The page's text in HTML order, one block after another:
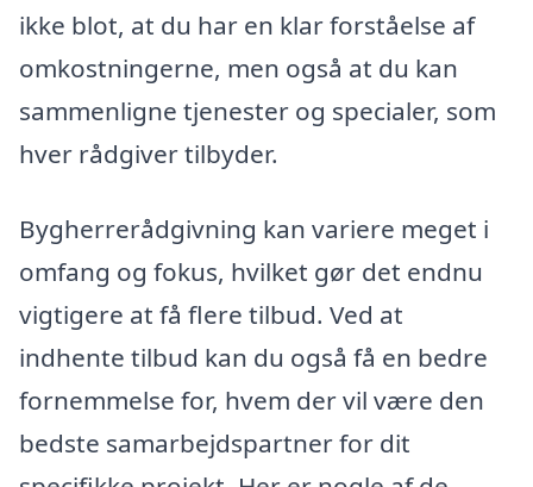
ikke blot, at du har en klar forståelse af
omkostningerne, men også at du kan
sammenligne tjenester og specialer, som
hver rådgiver tilbyder.
Bygherrerådgivning kan variere meget i
omfang og fokus, hvilket gør det endnu
vigtigere at få flere tilbud. Ved at
indhente tilbud kan du også få en bedre
fornemmelse for, hvem der vil være den
bedste samarbejdspartner for dit